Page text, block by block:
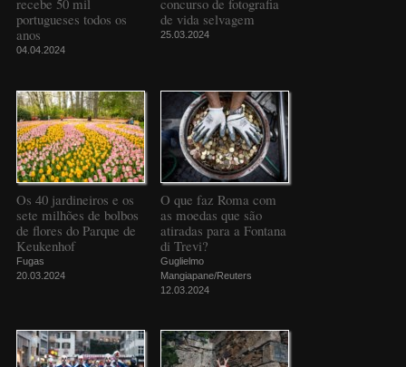
recebe 50 mil
portugueses todos os
anos
04.04.2024
concurso de fotografia
de vida selvagem
25.03.2024
Os 40 jardineiros e os
sete milhões de bolbos
de flores do Parque de
Keukenhof
Fugas
20.03.2024
O que faz Roma com
as moedas que são
atiradas para a Fontana
di Trevi?
Guglielmo
Mangiapane/Reuters
12.03.2024